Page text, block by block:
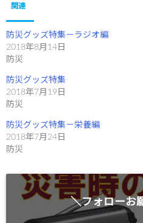
t
r
で
共
し
い
ウ
ウ
で
開
き
る
に
は
ク
し
て
い
(
新
し
ン
ド
ウ
開
き
ま
関連
防災グッズ特集－ラジオ編
2018年8月14日
防災
防災グッズ特集
2018年7月19日
防災
防災グッズ特集－栄養編
2018年7月24日
防災
＼フォローお